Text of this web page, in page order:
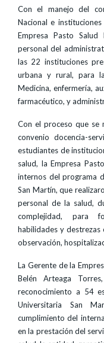
Con el manejo del
Nacional e
Empresa Pasto Salud
personal del
las 22 instituciones
urbana y rural, para
Medicina, enfermería,
farmacéutico, y
Con el proceso que se
convenio docencia-
estudiantes de
salud, la Empresa
internos del programa
San Martín, que
personal de la salud,
complejidad, para
habilidades y destrezas
observación,
La Gerente de la
Belén Arteaga
reconocimiento a 54
Universitaria San
cumplimiento del
en la prestación del